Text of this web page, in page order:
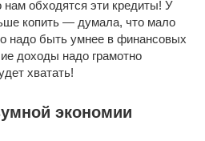
нам обходятся эти кредиты! У
копить — думала, что мало
надо быть умнее в финансовых
доходы надо грамотно
хватать!
экономии